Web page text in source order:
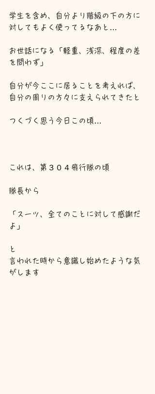
学生を含め、自分より階級の下の方に
対してもよく使ってるなあと…
お世話になる「軽重、浅深、程度の差
を問わず」
自分が今ここに居ることを考えれば、
自分の周りの方々に支えられてきたと
つくづく思う今日この頃…
これは、第３０４飛行隊の頃
隊長から
「スーツ、全てのことに対して感謝だ
よ」
と
言われた時から意識し始めたような気
がします